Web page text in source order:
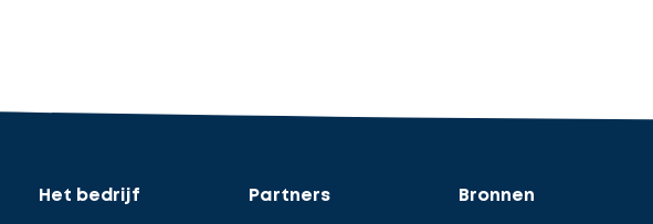
Het bedrijf Partners Bronnen